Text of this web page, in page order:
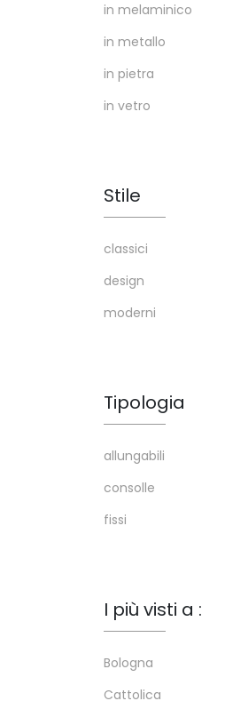
in melaminico
in metallo
in pietra
in vetro
Stile
classici
design
moderni
Tipologia
allungabili
consolle
fissi
I più visti a :
Bologna
Cattolica